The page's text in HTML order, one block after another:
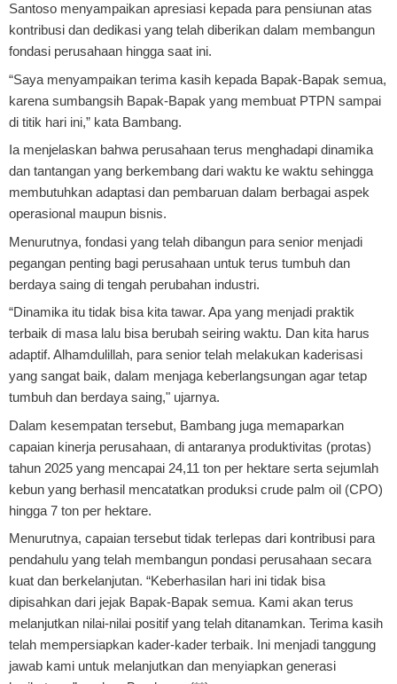
Santoso menyampaikan apresiasi kepada para pensiunan atas
kontribusi dan dedikasi yang telah diberikan dalam membangun
fondasi perusahaan hingga saat ini.
“Saya menyampaikan terima kasih kepada Bapak-Bapak semua,
karena sumbangsih Bapak-Bapak yang membuat PTPN sampai
di titik hari ini,” kata Bambang.
Ia menjelaskan bahwa perusahaan terus menghadapi dinamika
dan tantangan yang berkembang dari waktu ke waktu sehingga
membutuhkan adaptasi dan pembaruan dalam berbagai aspek
operasional maupun bisnis.
Menurutnya, fondasi yang telah dibangun para senior menjadi
pegangan penting bagi perusahaan untuk terus tumbuh dan
berdaya saing di tengah perubahan industri.
“Dinamika itu tidak bisa kita tawar. Apa yang menjadi praktik
terbaik di masa lalu bisa berubah seiring waktu. Dan kita harus
adaptif. Alhamdulillah, para senior telah melakukan kaderisasi
yang sangat baik, dalam menjaga keberlangsungan agar tetap
tumbuh dan berdaya saing," ujarnya.
Dalam kesempatan tersebut, Bambang juga memaparkan
capaian kinerja perusahaan, di antaranya produktivitas (protas)
tahun 2025 yang mencapai 24,11 ton per hektare serta sejumlah
kebun yang berhasil mencatatkan produksi crude palm oil (CPO)
hingga 7 ton per hektare.
Menurutnya, capaian tersebut tidak terlepas dari kontribusi para
pendahulu yang telah membangun pondasi perusahaan secara
kuat dan berkelanjutan. “Keberhasilan hari ini tidak bisa
dipisahkan dari jejak Bapak-Bapak semua. Kami akan terus
melanjutkan nilai-nilai positif yang telah ditanamkan. Terima kasih
telah mempersiapkan kader-kader terbaik. Ini menjadi tanggung
jawab kami untuk melanjutkan dan menyiapkan generasi